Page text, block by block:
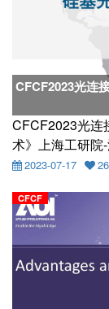
CFCF2023光连
CFCF2023光连
术》上海工研院
2023-07-17
CFCF